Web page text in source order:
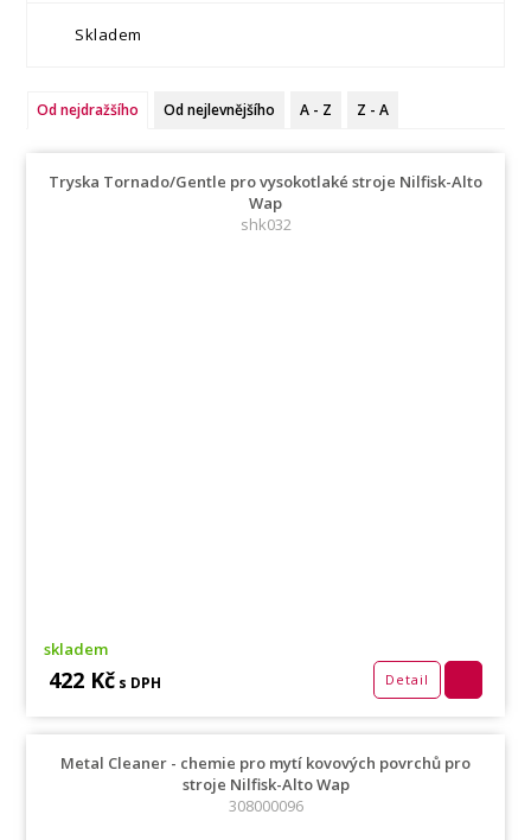
Skladem
Od nejdražšího Od nejlevnějšího A - Z Z - A
Tryska Tornado/Gentle pro vysokotlaké stroje Nilfisk-Alto
Wap
shk032
skladem
422 Kč s DPH Detail
Metal Cleaner - chemie pro mytí kovových povrchů pro
stroje Nilfisk-Alto Wap
308000096